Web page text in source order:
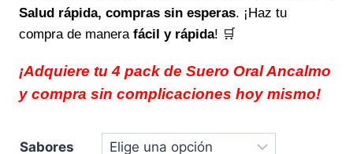
Salud rápida, compras sin esperas. ¡Haz tu
compra de manera fácil y rápida! 🛒
¡Adquiere tu 4 pack de Suero Oral Ancalmo
y compra sin complicaciones hoy mismo!
Sabores